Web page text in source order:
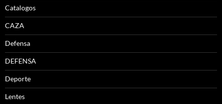
Catalogos
CAZA
Defensa
DEFENSA
Deporte
Lentes